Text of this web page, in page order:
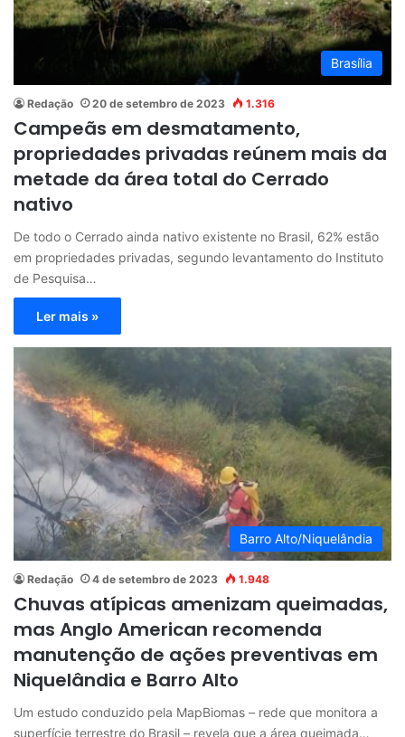
Brasília
Redação 20 de setembro de 2023 1.316
Campeãs em desmatamento,
propriedades privadas reúnem mais da
metade da área total do Cerrado
nativo
De todo o Cerrado ainda nativo existente no Brasil, 62% estão
em propriedades privadas, segundo levantamento do Instituto
de Pesquisa…
Ler mais »
Barro Alto/Niquelândia
Redação 4 de setembro de 2023 1.948
Chuvas atípicas amenizam queimadas,
mas Anglo American recomenda
manutenção de ações preventivas em
Niquelândia e Barro Alto
Um estudo conduzido pela MapBiomas – rede que monitora a
superfície terrestre do Brasil – revela que a área queimada…